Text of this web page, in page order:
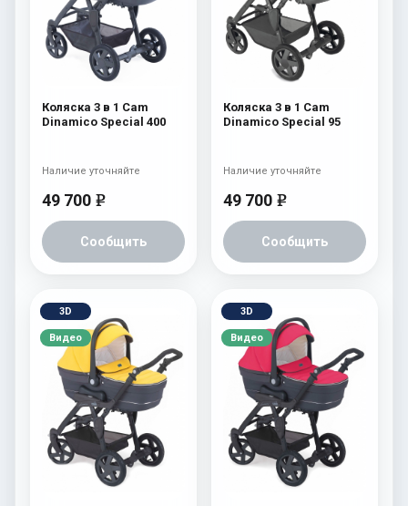
Коляска 3 в 1 Cam
Dinamico Special 400
49 700 e
Сообщить
Наличие уточняйте
Коляска 3 в 1 Cam
Dinamico Special 95
49 700 e
Сообщить
Наличие уточняйте
3D
Видео
3D
Видео